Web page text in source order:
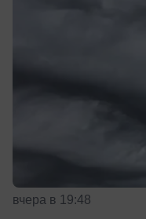
вчера в 19:48